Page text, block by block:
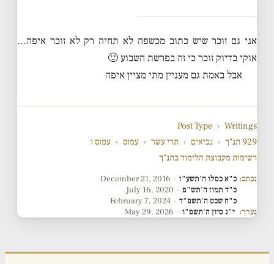
אני גם זוכר שיש כתוב מכשפה לא תחיה רק לא זוכר איפה…
אוקי בדיוק זוכר כי זה בפרשת השבוע 🙂
אבל באמת גם מעניין מתי מציין איפה
Post Type › Writings
929 תנ"ך
› נביאים › תרי עשר › עמוס › עמוס ו
רשימות מקבוצת הלימוד בתנ"ך
נכתב: כ"א כסלו ה'תשע"ז ·
December 21, 2016
כ"ד תמוז ה'תש"פ ·
July 16, 2020
כ"ח שבט ה'תשפ"ד ·
February 7, 2024
נערך: י"ג סיון ה'תשפ"ו ·
May 29, 2026